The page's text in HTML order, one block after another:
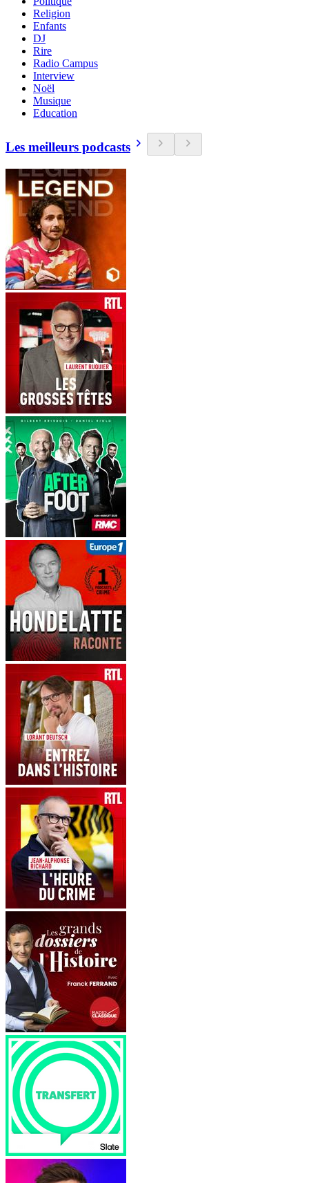
Religion
Enfants
DJ
Rire
Radio Campus
Interview
Noël
Musique
Education
Les meilleurs podcasts